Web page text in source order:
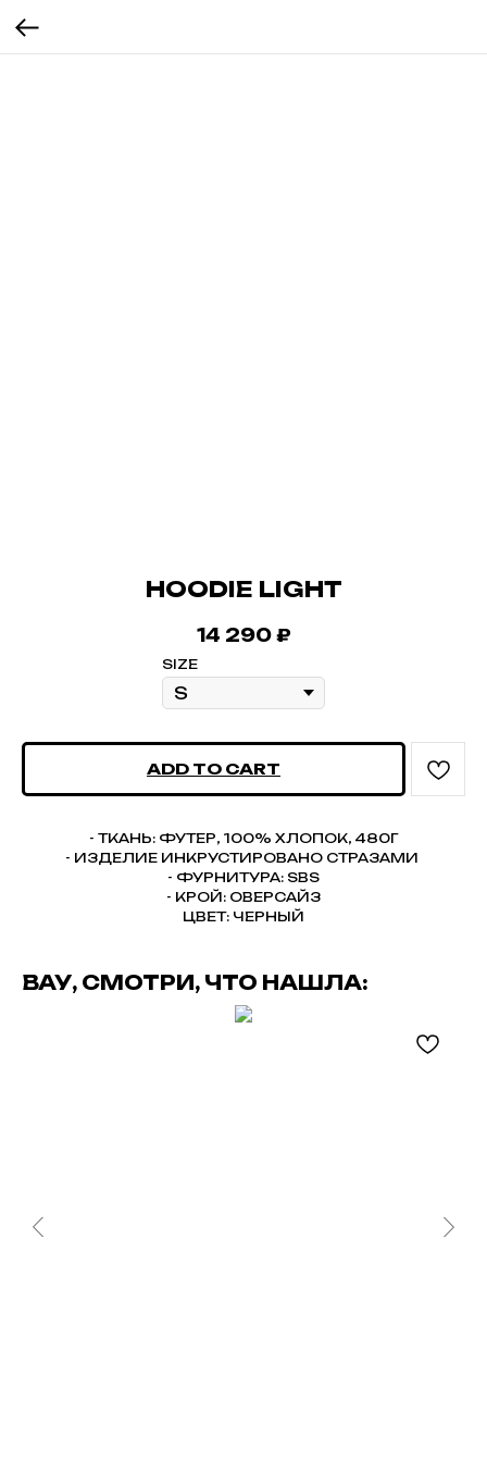
HOODIE LIGHT
14 290 ₽
SIZE
ADD TO CART
- ТКАНЬ: ФУТЕР, 100% ХЛОПОК, 480Г
- ИЗДЕЛИЕ ИНКРУСТИРОВАНО СТРАЗАМИ
- ФУРНИТУРА: SBS
- КРОЙ: ОВЕРСАЙЗ
ЦВЕТ: ЧЕРНЫЙ
ВАУ, СМОТРИ, ЧТО НАШЛА: